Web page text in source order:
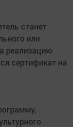
станет
или
реализацию
сертификат на